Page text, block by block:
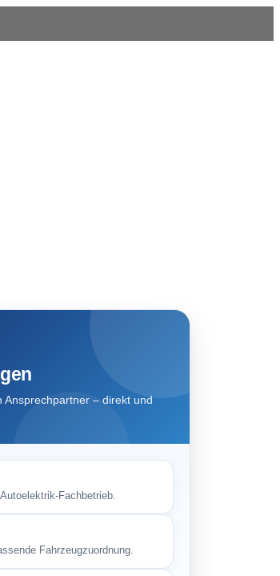
– direkt und
Fachbetrieb.
Fahrzeugzuordnung.